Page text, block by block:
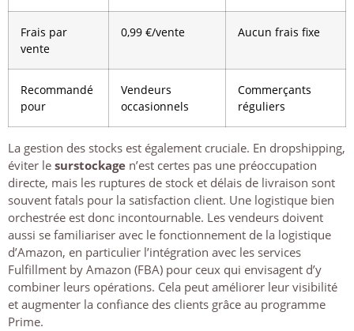
Frais par
vente
0,99 €/vente Aucun frais fixe
Recommandé
pour
Vendeurs
occasionnels
Commerçants
réguliers
La gestion des stocks est également cruciale. En dropshipping,
éviter le surstockage n’est certes pas une préoccupation
directe, mais les ruptures de stock et délais de livraison sont
souvent fatals pour la satisfaction client. Une logistique bien
orchestrée est donc incontournable. Les vendeurs doivent
aussi se familiariser avec le fonctionnement de la logistique
d’Amazon, en particulier l’intégration avec les services
Fulfillment by Amazon (FBA) pour ceux qui envisagent d’y
combiner leurs opérations. Cela peut améliorer leur visibilité
et augmenter la confiance des clients grâce au programme
Prime.